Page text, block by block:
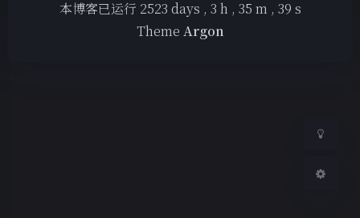
Sans Serif
本博客已运行 2523 days , 3 h , 35 m , 39 s
Theme Argon